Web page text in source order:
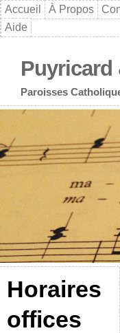
Accueil À Propos
Aide
Puyricard
Paroisses
Horaires
offices